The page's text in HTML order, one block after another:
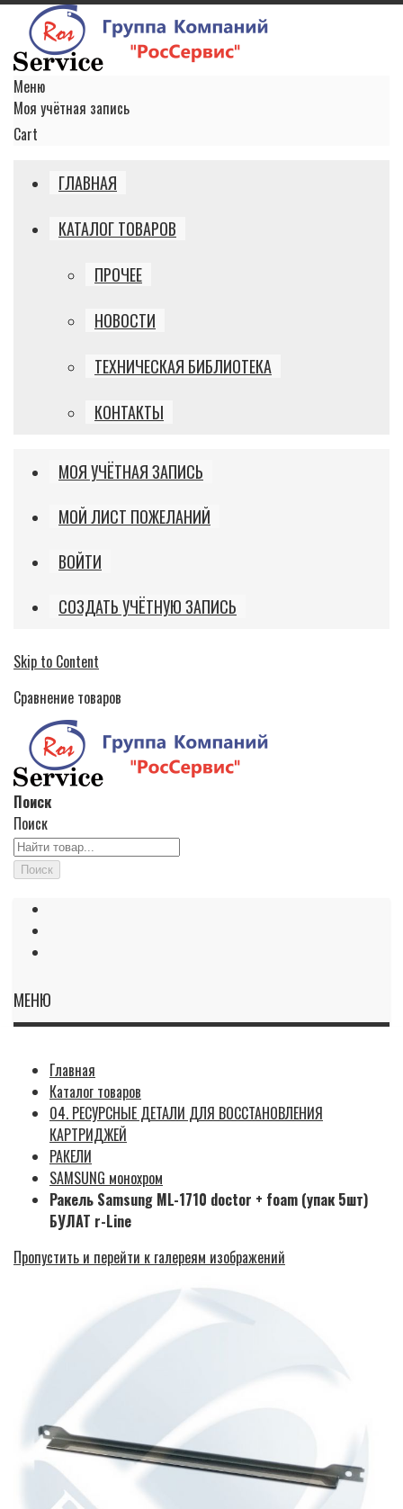
Меню
Моя учётная запись
Cart
ГЛАВНАЯ
КАТАЛОГ ТОВАРОВ
ПРОЧЕЕ
НОВОСТИ
ТЕХНИЧЕСКАЯ БИБЛИОТЕКА
КОНТАКТЫ
МОЯ УЧЁТНАЯ ЗАПИСЬ
МОЙ ЛИСТ ПОЖЕЛАНИЙ
ВОЙТИ
СОЗДАТЬ УЧЁТНУЮ ЗАПИСЬ
Skip to Content
Сравнение товаров
Поиск
Поиск
Поиск
МЕНЮ
Главная
Каталог товаров
04. РЕСУРСНЫЕ ДЕТАЛИ ДЛЯ ВОССТАНОВЛЕНИЯ
КАРТРИДЖЕЙ
РАКЕЛИ
SAMSUNG монохром
Ракель Samsung ML-1710 doctor + foam (упак 5шт)
БУЛАТ r-Line
Пропустить и перейти к галереям изображений